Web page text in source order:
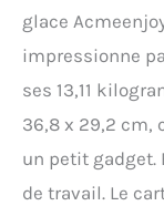
glace
impressionne
ses 13,11
36,8 x 29,2 cm,
un petit gadget.
de travail. Le